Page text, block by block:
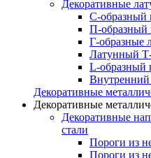
Декоративные
C-образный
П-образный
Г-образные
Латунный
L-образный
Внутренний
Декоративные
Декоративные
Декоративные
стали
Пороги из
Пороги из